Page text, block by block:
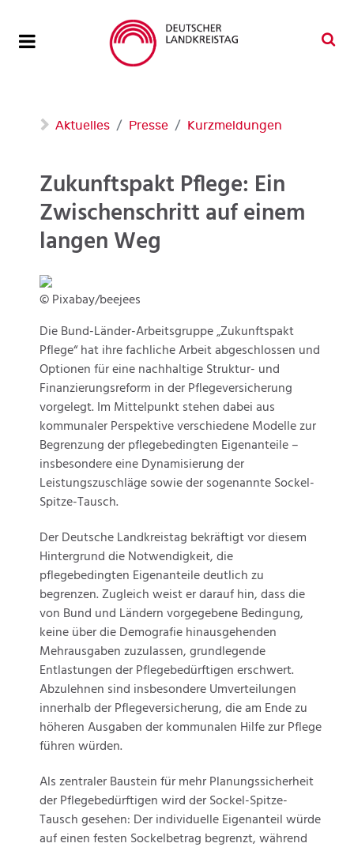
Aktuelles Presse Kurzmeldungen
Zukunftspakt Pflege: Ein
Zwischenschritt auf einem
langen Weg
© Pixabay/beejees
Die Bund-Länder-Arbeitsgruppe „Zukunftspakt
Pflege“ hat ihre fachliche Arbeit abgeschlossen und
Optionen für eine nachhaltige Struktur- und
Finanzierungsreform in der Pflegeversicherung
vorgelegt. Im Mittelpunkt stehen dabei aus
kommunaler Perspektive verschiedene Modelle zur
Begrenzung der pflegebedingten Eigenanteile –
insbesondere eine Dynamisierung der
Leistungszuschläge sowie der sogenannte Sockel-
Spitze-Tausch.
Der Deutsche Landkreistag bekräftigt vor diesem
Hintergrund die Notwendigkeit, die
pflegebedingten Eigenanteile deutlich zu
begrenzen. Zugleich weist er darauf hin, dass die
von Bund und Ländern vorgegebene Bedingung,
keine über die Demografie hinausgehenden
Mehrausgaben zuzulassen, grundlegende
Entlastungen der Pflegebedürftigen erschwert.
Abzulehnen sind insbesondere Umverteilungen
innerhalb der Pflegeversicherung, die am Ende zu
höheren Ausgaben der kommunalen Hilfe zur Pflege
führen würden.
Als zentraler Baustein für mehr Planungssicherheit
der Pflegebedürftigen wird der Sockel-Spitze-
Tausch gesehen: Der individuelle Eigenanteil würde
auf einen festen Sockelbetrag begrenzt, während